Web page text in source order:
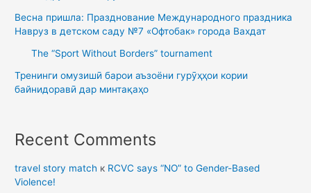
Весна пришла: Празднование Международного праздника
Навруз в детском саду №7 «Офтобак» города Вахдат
The “Sport Without Borders” tournament
Тренинги омузишӣ барои аъзоёни гурӯҳҳои кории
байнидоравӣ дар минтақаҳо
Recent Comments
travel story match к RCVC says “NO” to Gender-Based
Violence!